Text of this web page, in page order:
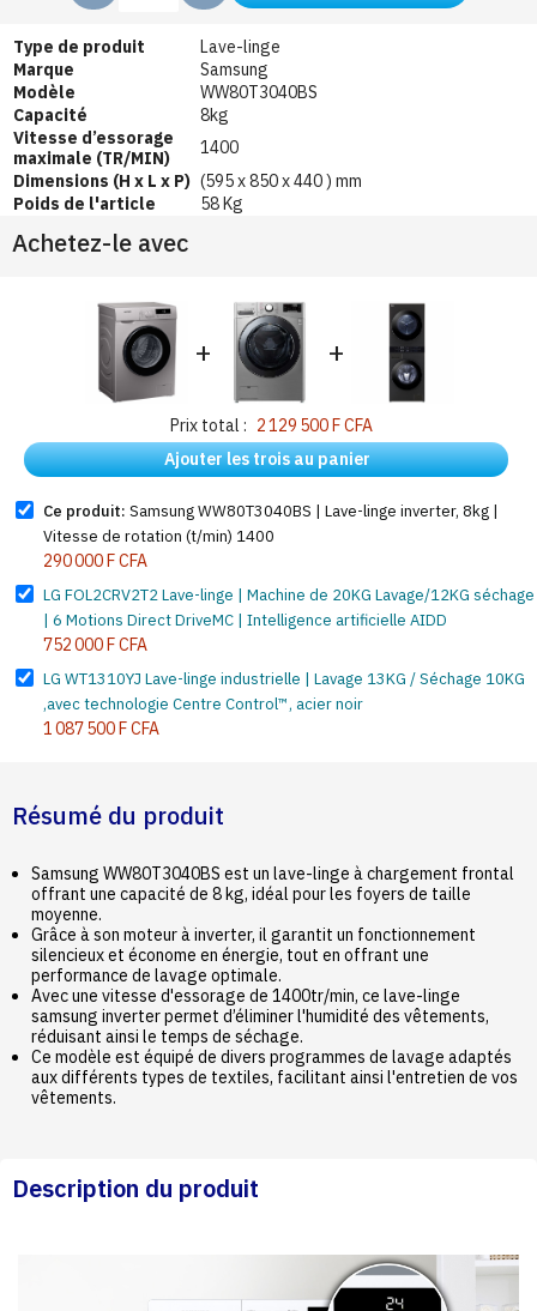
Type de produit
Lave-linge
Marque
Samsung
Modèle
WW80T3040BS
Capacité
8kg
Vitesse d’essorage
maximale (TR/MIN)
1400
Dimensions (H x L x P) (595 x 850 x 440 ) mm
Poids de l'article
58 Kg
Achetez-le avec
+ +
Prix total : 2 129 500 F CFA
Ajouter les trois au panier
Ce produit: Samsung WW80T3040BS | Lave-linge inverter, 8kg |
Vitesse de rotation (t/min) 1400
290 000 F CFA
LG FOL2CRV2T2 Lave-linge | Machine de 20KG Lavage/12KG séchage
| 6 Motions Direct DriveMC | Intelligence artificielle AIDD
752 000 F CFA
LG WT1310YJ Lave-linge industrielle | Lavage 13KG / Séchage 10KG
,avec technologie Centre Control™, acier noir
1 087 500 F CFA
Résumé du produit
Samsung WW80T3040BS est un lave-linge à chargement frontal
offrant une capacité de 8 kg, idéal pour les foyers de taille
moyenne.
Grâce à son moteur à inverter, il garantit un fonctionnement
silencieux et économe en énergie, tout en offrant une
performance de lavage optimale.
Avec une vitesse d'essorage de 1400tr/min, ce lave-linge
samsung inverter permet d’éliminer l'humidité des vêtements,
réduisant ainsi le temps de séchage.
Ce modèle est équipé de divers programmes de lavage adaptés
aux différents types de textiles, facilitant ainsi l'entretien de vos
vêtements.
Description du produit